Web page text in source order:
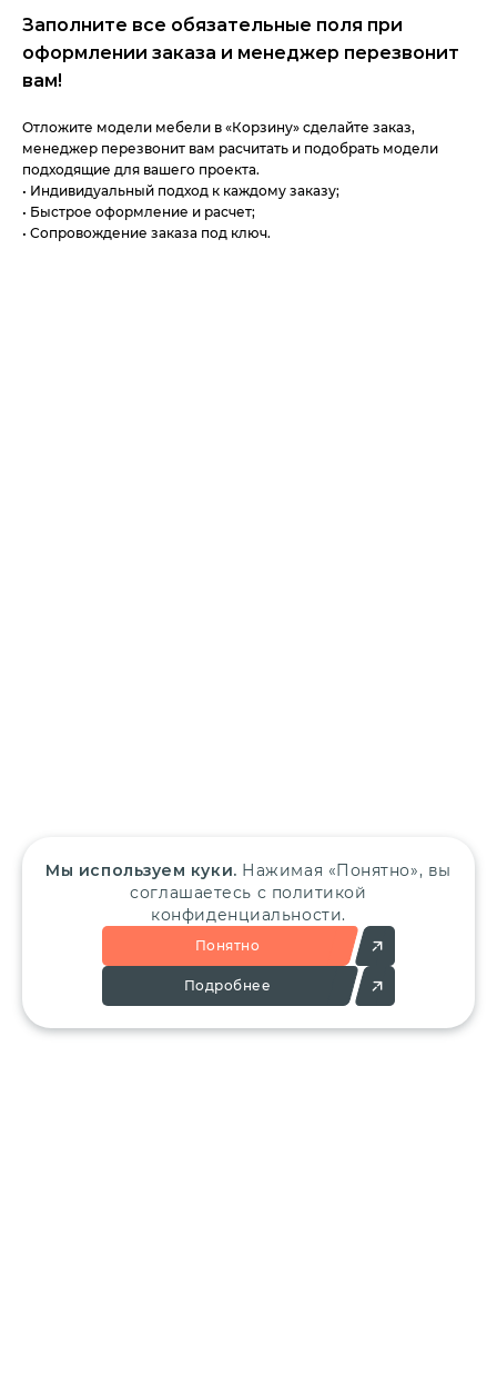
Заполните все обязательные поля при
оформлении заказа и менеджер перезвонит
вам!
Отложите модели мебели в «Корзину» сделайте заказ,
менеджер перезвонит вам расчитать и подобрать модели
подходящие для вашего проекта.
• Индивидуальный подход к каждому заказу;
• Быстрое оформление и расчет;
• Сопровождение заказа под ключ.
Мы используем куки. Нажимая «Понятно», вы
соглашаетесь с политикой
конфиденциальности.
Понятно
Подробнее